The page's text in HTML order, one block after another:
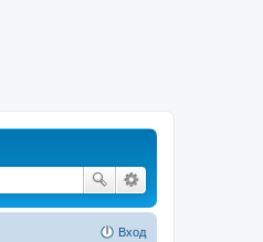
Вход